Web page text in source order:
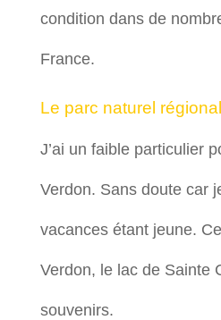
condition dans de
France.
Le parc naturel
J’ai un faible particulier
Verdon. Sans doute car
vacances étant jeune.
Verdon, le lac de Sainte
souvenirs.